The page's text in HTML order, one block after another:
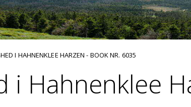
I HAHNENKLEE HARZEN - BOOK NR. 6035
i Hahnenklee